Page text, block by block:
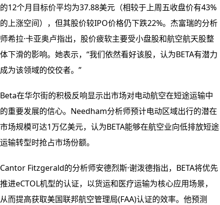
的12个月目标价平均为37.88美元（相较于上周五收盘价有43%
的上涨空间），但其股价较IPO价格仍下跌22%。杰富瑞的分析
师希拉·卡亚奥卢指出，股价疲软主要受小盘股和航空航天股整
体下滑的影响。她表示，“我们依然看好该股，认为BETA有潜力
成为该领域的佼佼者。”
Beta在华尔街的积极反响显示出市场对电动航空在短途运输中
的重要发展的信心。Needham分析师预计电动区域出行的潜在
市场规模可达1万亿美元，认为BETA能够在航空业向低排放短途
运输转型时抢占市场份额。
Cantor Fitzgerald的分析师安德烈斯·谢泼德指出，BETA将优先
推进eCTOL机型的认证，以货运和医疗运输为核心应用场景，
从而提高获取美国联邦航空管理局(FAA)认证的效率。他预测